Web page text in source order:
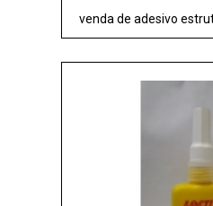
venda de adesivo